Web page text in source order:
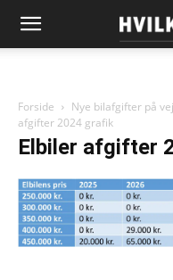
Forside Nye bilafgifter på
afgifter 2024 grafik
Elbiler afgifter